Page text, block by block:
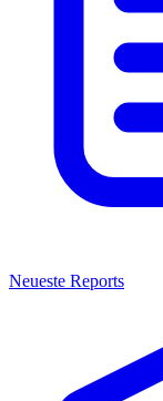
Neueste Reports